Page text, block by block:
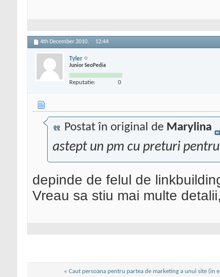
4th December 2010, 12:44
Tyler
Junior SeoPedia
Reputatie: 0
Postat în original de Marylina
astept un pm cu preturi
depinde de felul de
Vreau sa stiu mai multe
« Caut persoana pentru partea de marketing a unui site (in